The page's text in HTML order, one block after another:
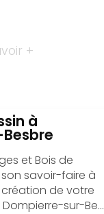
+
à
et Bois de
savoir-faire à
de votre
sur-Be...